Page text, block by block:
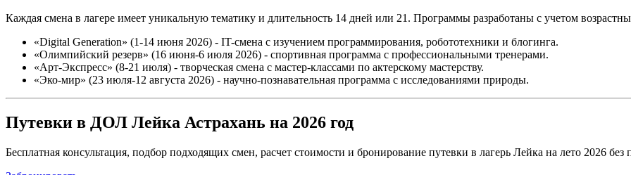
Каждая смена в лагере имеет уникальную тематику и длительность 14 дней или 21. Программы разработаны с учетом
«Digital Generation» (1-14 июня 2026) - IT-смена с изучением программирования, робототехники и блогинга.
«Олимпийский резерв» (16 июня-6 июля 2026) - спортивная программа с профессиональными тренерами.
«Арт-Экспресс» (8-21 июля) - творческая смена с мастер-классами по актерскому мастерству.
«Эко-мир» (23 июля-12 августа 2026) - научно-познавательная программа с исследованиями природы.
Путевки в ДОЛ Лейка Астрахань на 2026 год
Бесплатная консультация, подбор подходящих смен, расчет стоимости и бронирование путевки в лагерь Лейка на лето 2026 без